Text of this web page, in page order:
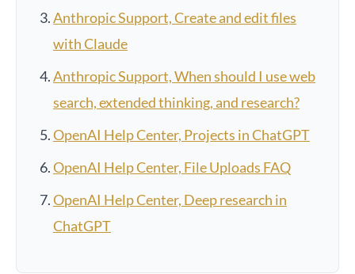
Anthropic Support, Create and edit files
with Claude
Anthropic Support, When should I use web
search, extended thinking, and research?
OpenAI Help Center, Projects in ChatGPT
OpenAI Help Center, File Uploads FAQ
OpenAI Help Center, Deep research in
ChatGPT